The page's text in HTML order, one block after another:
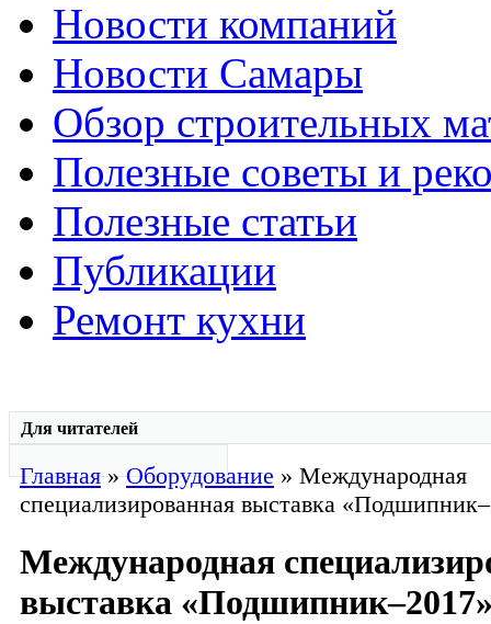
Новости компаний
Новости Самары
Обзор строительных
Полезные советы и
Полезные статьи
Публикации
Ремонт кухни
Для читателей
Главная»Оборудование » Международная
специализированная выставка
Международная
выставка